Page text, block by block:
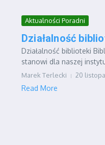
Aktualności Poradni
Działalność
Działalność biblioteki
stanowi dla naszej
Marek Terlecki 20
Read More